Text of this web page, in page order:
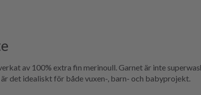
av 100% extra fin merinoull. Garnet är inte
det idealiskt för både vuxen-, barn- och babyprojekt.